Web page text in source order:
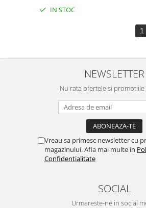
IN STOC
1
NEWSLETTER
Nu rata ofertele si
Vreau sa primesc newsletter cu
magazinului. Afla mai multe in
Confidentialitate
SOCIAL
Urmareste-ne in social